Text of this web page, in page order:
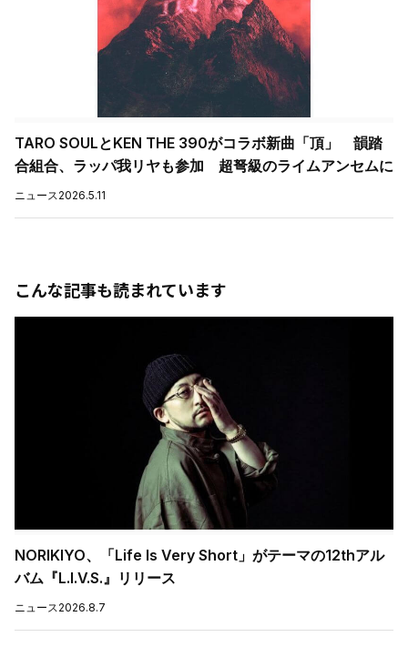
TARO SOULとKEN THE 390がコラボ新曲「頂」 韻踏
合組合、ラッパ我リヤも参加 超弩級のライムアンセムに
ニュース 2026.5.11
こんな記事も読まれています
NORIKIYO、「Life Is Very Short」がテーマの12thアル
バム『L.I.V.S.』リリース
ニュース 2026.8.7